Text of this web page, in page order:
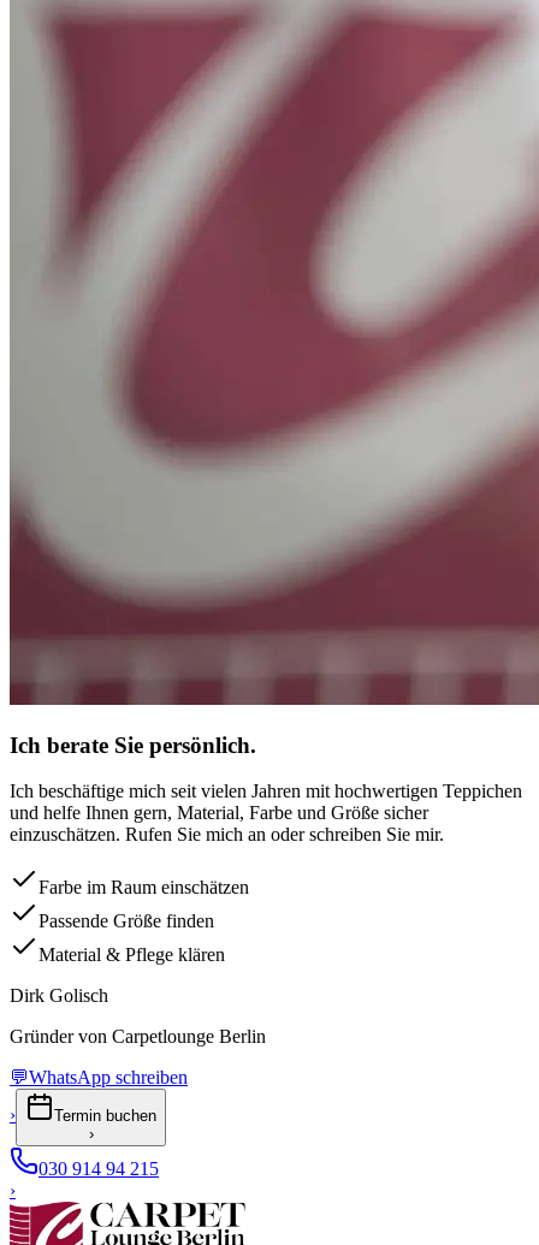
Ich berate Sie persönlich.
Ich beschäftige mich seit vielen Jahren mit hochwertigen Teppichen
und helfe Ihnen gern, Material, Farbe und Größe sicher
einzuschätzen. Rufen Sie mich an oder schreiben Sie mir.
Farbe im Raum einschätzen
Passende Größe finden
Material & Pflege klären
Dirk Golisch
Gründer von Carpetlounge Berlin
💬WhatsApp schreiben
›
Termin buchen
›
030 914 94 215
›